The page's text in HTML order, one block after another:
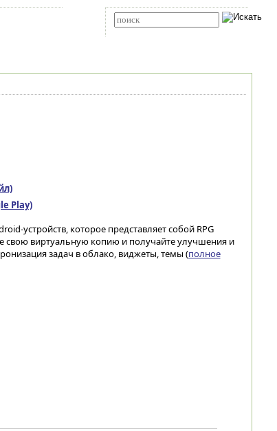
Play)
устройств, которое представляет собой RPG
свою виртуальную копию и получайте улучшения и
задач в облако, виджеты, темы (полное